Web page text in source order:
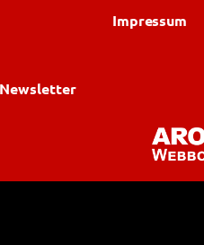
Impressum
Newsletter